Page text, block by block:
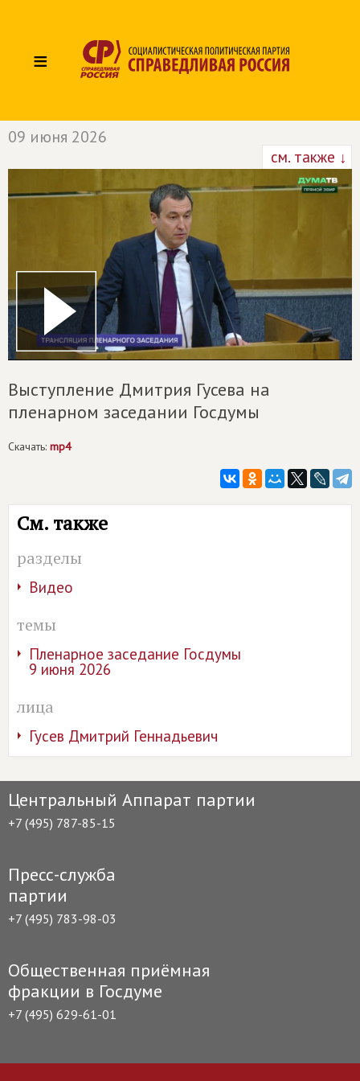
≡
09 июня 2026
см. также ↓
Выступление Дмитрия Гусева на
пленарном заседании Госдумы
Скачать: mp4
См. также
разделы
Видео
темы
Пленарное заседание Госдумы
9 июня 2026
лица
Гусев Дмитрий Геннадьевич
Центральный Аппарат партии
+7 (495) 787-85-15
Пресс-служба
партии
+7 (495) 783-98-03
Общественная приёмная
фракции в Госдуме
+7 (495) 629-61-01